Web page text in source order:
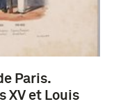
Paris.
XV et Louis